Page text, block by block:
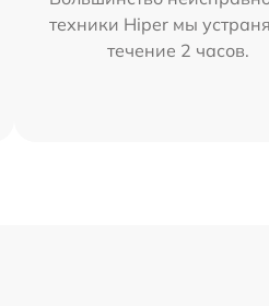
техники Hiper мы
течение 2 часов.